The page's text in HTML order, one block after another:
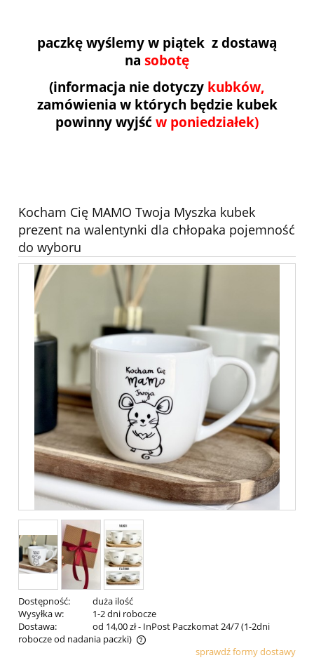
paczkę wyślemy w piątek z dostawą
na sobotę
(informacja nie dotyczy kubków,
zamówienia w których będzie kubek
powinny wyjść w poniedziałek)
Kocham Cię MAMO Twoja Myszka kubek
prezent na walentynki dla chłopaka pojemność
do wyboru
Dostępność:
duża ilość
Wysyłka w:
1-2 dni robocze
Dostawa:
od 14,00 zł- InPost Paczkomat 24/7 (1-2dni
robocze od nadania paczki)
Cena nie zawiera ewentualnych kosztów płatnościsprawdź formy dostawy